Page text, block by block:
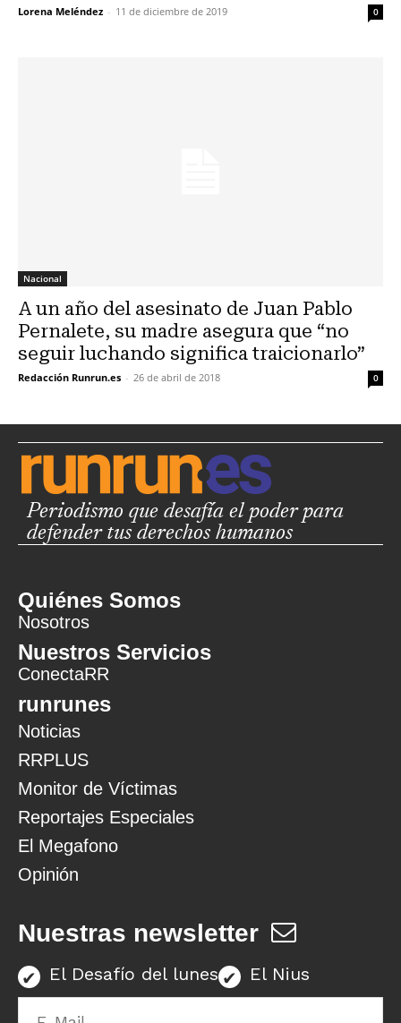
Lorena Meléndez - 11 de diciembre de 2019 0
Nacional
A un año del asesinato de Juan Pablo
Pernalete, su madre asegura que “no
seguir luchando significa traicionarlo”
Redacción Runrun.es - 26 de abril de 2018 0
Periodismo que desafía el poder para
defender tus derechos humanos
Quiénes Somos
Nosotros
Nuestros Servicios
ConectaRR
runrunes
Noticias
RRPLUS
Monitor de Víctimas
Reportajes Especiales
El Megafono
Opinión
Nuestras newsletter
El Desafío del lunes El Nius